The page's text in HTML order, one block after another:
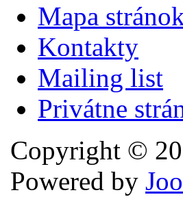
Mapa
Kontakty
Mailing list
Privátne
Copyright ©
Powered by